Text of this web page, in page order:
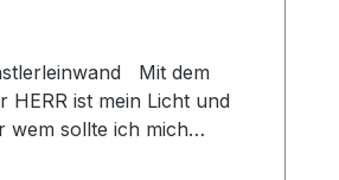
Mit dem
HERR ist mein Licht und
wem sollte ich mich